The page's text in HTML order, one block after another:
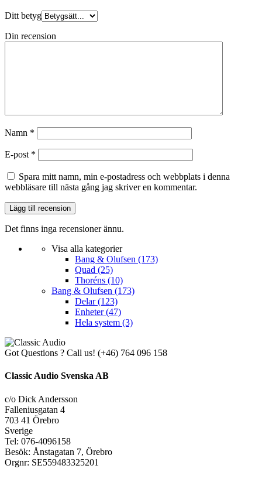
Ditt betyg
Din recension
Namn *
E-post *
Spara mitt namn, min e-postadress och webbplats i denna
webbläsare till nästa gång jag skriver en kommentar.
Det finns inga recensioner ännu.
Visa alla kategorier
Bang & Olufsen (173)
Quad (25)
Thoréns (10)
Bang & Olufsen (173)
Delar(123)
Enheter(47)
Hela system (3)
Got Questions ? Call us! (+46) 764 096 158
Classic Audio Svenska AB
c/o Dick Andersson
Falleniusgatan 4
703 41 Örebro
Sverige
Tel: 076-4096158
Besök: Ånstagatan 7, Örebro
Orgnr: SE559483325201